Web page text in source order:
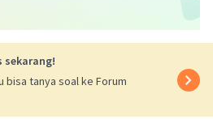
sekarang!
bisa tanya soal ke Forum